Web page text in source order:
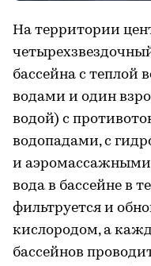
На территории
бассейна с теплой
водами и один
водой) с
водопадами, с
и аэромассажными
вода в бассейне в
фильтруется и
кислородом, а
бассейнов